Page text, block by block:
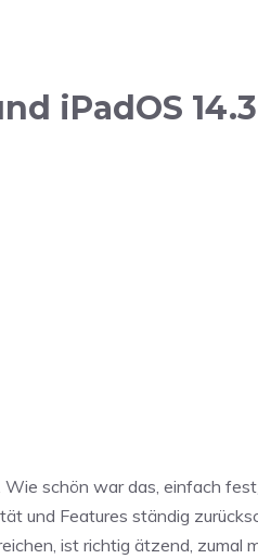
iPadOS
schön war das, einfach
und Features ständig
ist richtig ätzend,